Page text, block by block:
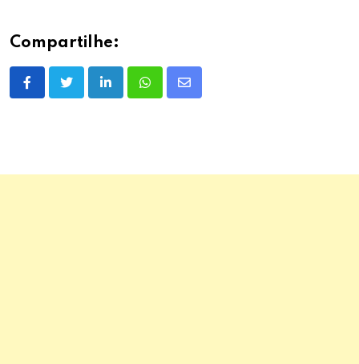
Compartilhe:
LinkedInWhatsappShare